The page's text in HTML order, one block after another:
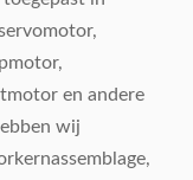
en andere
wij